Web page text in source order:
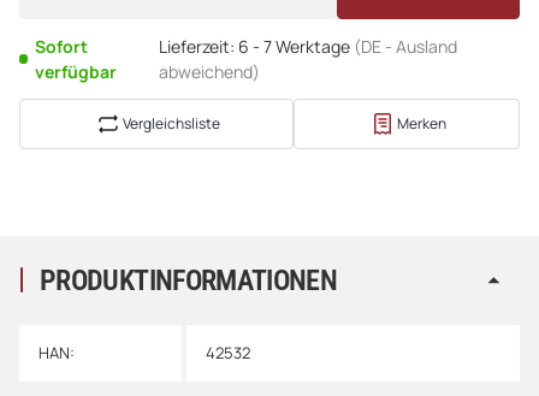
Sofort
verfügbar
Lieferzeit: 6 - 7 Werktage (DE - Ausland
abweichend)
Vergleichsliste Merken
PRODUKTINFORMATIONEN
HAN: 42532